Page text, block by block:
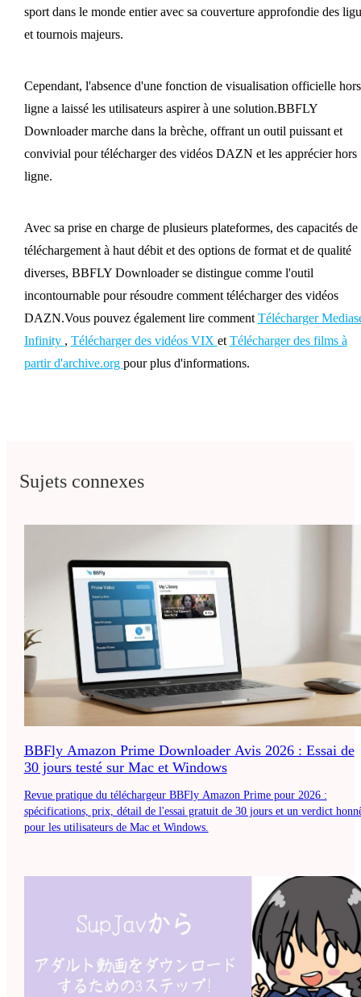
sport dans le monde entier avec sa couverture approfondie des
et tournois majeurs.
Cependant, l'absence d'une fonction de visualisation officielle hors
ligne a laissé les utilisateurs aspirer à une solution.BBFLY
Downloader marche dans la brèche, offrant un outil puissant et
convivial pour télécharger des vidéos DAZN et les apprécier hors
ligne.
Avec sa prise en charge de plusieurs plateformes, des capacités de
téléchargement à haut débit et des options de format et de qualité
diverses, BBFLY Downloader se distingue comme l'outil
incontournable pour résoudre comment télécharger des vidéos
DAZN.Vous pouvez également lire comment Télécharger
Infinity , Télécharger des vidéos VIX et Télécharger des films à
partir d'archive.org pour plus d'informations.
Sujets connexes
BBFly Amazon Prime Downloader Avis 2026 : Essai de
30 jours testé sur Mac et Windows
Revue pratique du téléchargeur BBFly Amazon Prime pour 2026 :
spécifications, prix, détail de l'essai gratuit de 30 jours et un verdict
pour les utilisateurs de Mac et Windows.